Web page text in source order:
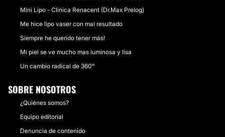
Mini Lipo - Clinica Renacent (Dr.Max Prelog)
Me hice lipo vaser con mal resultado
Siempre he querido tener más!
Mi piel se ve mucho mas luminosa y lisa
Un cambio radical de 360°
SOBRE NOSOTROS
¿Quiénes somos?
Equipo editorial
Denuncia de contenido